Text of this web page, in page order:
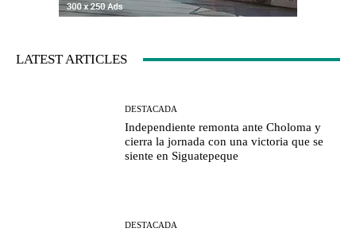
LATEST ARTICLES
DESTACADA
Independiente remonta ante Choloma y
cierra la jornada con una victoria que se
siente en Siguatepeque
DESTACADA